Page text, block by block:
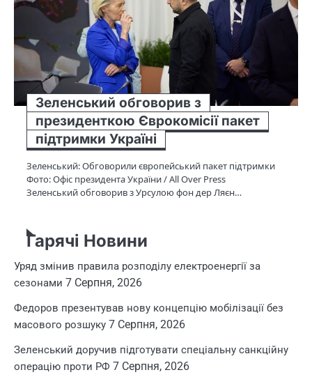
Зеленський обговорив з
президенткою Єврокомісії пакет
підтримки Україні
Зеленський: Обговорили європейський пакет підтримки
Фото: Офіс президента України / All Over Press
Зеленський обговорив з Урсулою фон дер Ляєн…
Гарячі Новини
Уряд змінив правила розподілу електроенергії за
сезонами 7 Серпня, 2026
Федоров презентував нову концепцію мобілізації без
масового розшуку 7 Серпня, 2026
Зеленський доручив підготувати спеціальну санкційну
операцію проти РФ 7 Серпня, 2026